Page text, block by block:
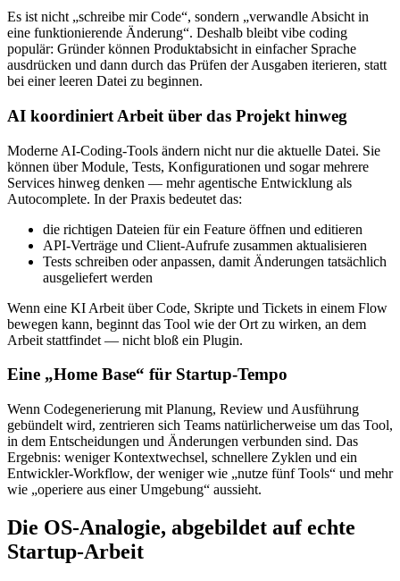
Es ist nicht „schreibe mir Code“, sondern „verwandle Absicht in
eine funktionierende Änderung“. Deshalb bleibt vibe coding
populär: Gründer können Produktabsicht in einfacher Sprache
ausdrücken und dann durch das Prüfen der Ausgaben iterieren, statt
bei einer leeren Datei zu beginnen.
AI koordiniert Arbeit über das Projekt hinweg
Moderne AI-Coding-Tools ändern nicht nur die aktuelle Datei. Sie
können über Module, Tests, Konfigurationen und sogar mehrere
Services hinweg denken — mehr agentische Entwicklung als
Autocomplete. In der Praxis bedeutet das:
die richtigen Dateien für ein Feature öffnen und editieren
API-Verträge und Client-Aufrufe zusammen aktualisieren
Tests schreiben oder anpassen, damit Änderungen tatsächlich
ausgeliefert werden
Wenn eine KI Arbeit über Code, Skripte und Tickets in einem Flow
bewegen kann, beginnt das Tool wie der Ort zu wirken, an dem
Arbeit stattfindet — nicht bloß ein Plugin.
Eine „Home Base“ für Startup-Tempo
Wenn Codegenerierung mit Planung, Review und Ausführung
gebündelt wird, zentrieren sich Teams natürlicherweise um das Tool,
in dem Entscheidungen und Änderungen verbunden sind. Das
Ergebnis: weniger Kontextwechsel, schnellere Zyklen und ein
Entwickler-Workflow, der weniger wie „nutze fünf Tools“ und mehr
wie „operiere aus einer Umgebung“ aussieht.
Die OS-Analogie, abgebildet auf echte
Startup-Arbeit